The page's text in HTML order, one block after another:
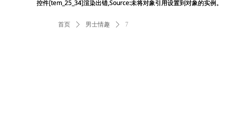
首页 ꄲ 男士情趣 ꄲ 7
控件[tem_25_34]渲染出错,Source:未将对象引用设置到对象的实例。
控件[tem_25_34]渲染出错,Source:未将对象引用设置到对象的实例。